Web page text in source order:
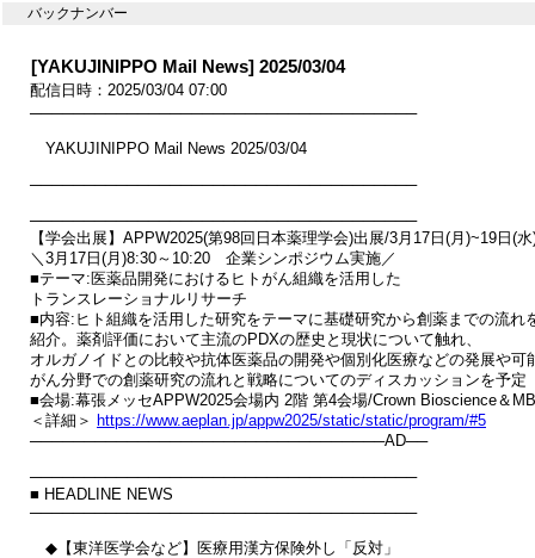
バックナンバー
[YAKUJINIPPO Mail News] 2025/03/04
配信日時：2025/03/04 07:00
────────────────────────────────────
YAKUJINIPPO Mail News 2025/03/04
────────────────────────────────────
────────────────────────────────────
【学会出展】APPW2025(第98回日本薬理学会)出展/3月17日(月)~19日(水
＼3月17日(月)8:30～10:20　企業シンポジウム実施／
■テーマ:医薬品開発におけるヒトがん組織を活用した
トランスレーショナルリサーチ
■内容:ヒト組織を活用した研究をテーマに基礎研究から創薬までの流れ
紹介。薬剤評価において主流のPDXの歴史と現状について触れ、
オルガノイドとの比較や抗体医薬品の開発や個別化医療などの発展や可
がん分野での創薬研究の流れと戦略についてのディスカッションを予定
■会場:幕張メッセAPPW2025会場内 2階 第4会場/Crown Bioscience＆
＜詳細＞ https://www.aeplan.jp/appw2025/static/static/program/#5
─────────────────────────────────AD──
────────────────────────────────────
■ HEADLINE NEWS
────────────────────────────────────
◆【東洋医学会など】医療用漢方保険外し「反対」